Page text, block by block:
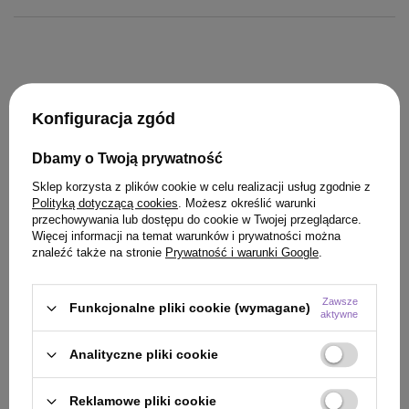
KLIENCI, KTÓRZY KUPILI TEN
PRODUKT KUPILI TAKŻE
Konfiguracja zgód
Dbamy o Twoją prywatność
Sklep korzysta z plików cookie w celu realizacji usług zgodnie z
Polityką dotyczącą cookies. Możesz określić warunki
przechowywania lub dostępu do cookie w Twojej przeglądarce.
Więcej informacji na temat warunków i prywatności można
znaleźć także na stronie Prywatność i warunki Google.
Funkcjonalne pliki cookie (wymagane)
Zawsze
aktywne
Analityczne pliki cookie
Reklamowe pliki cookie